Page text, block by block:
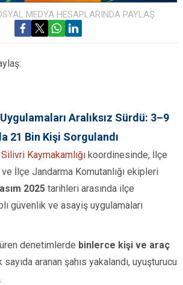
MEDYA HESAPLARINDA PAYLAŞ
Aralıksız Sürdü: 3–9
21 Bin Kişi Sorgulandı
Silivri Kaymakamlığı koordinesinde, İlçe
İlçe Jandarma Komutanlığı ekipleri
2025 tarihleri arasında ilçe
güvenlik ve asayiş uygulamaları
denetimlerde binlerce kişi ve araç
sayıda aranan şahıs yakalandı, uyuşturucu